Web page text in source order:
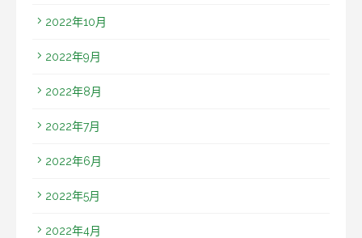
2022年10月
2022年9月
2022年8月
2022年7月
2022年6月
2022年5月
2022年4月